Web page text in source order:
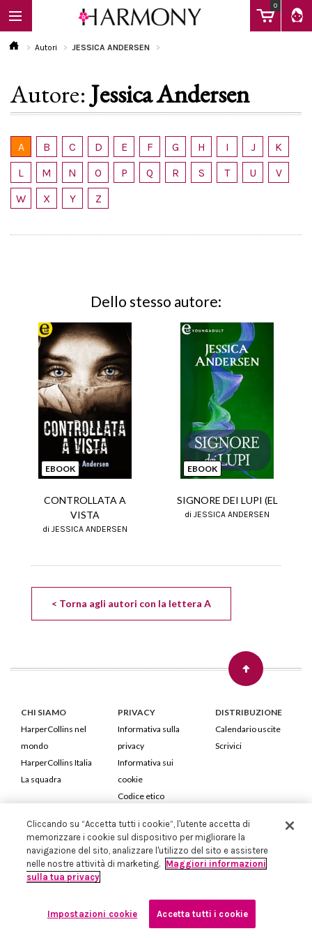
0
EBOOK
LIBRI
Calendario
Autori JESSICA ANDERSEN
Autore: Jessica Andersen
A B C D E F G H I J
K
L
M N O P Q R S T U
V
W
X Y Z
Dello stesso autore:
EBOOK
CONTROLLATA A
VISTA
di JESSICA ANDERSEN
EBOOK
SIGNORE DEI LUPI (EL
di JESSICA ANDERSEN
< Torna agli autori con la lettera A
CHI SIAMO
HarperCollins nel
mondo
HarperCollins Italia
La squadra
PRIVACY
Informativa sulla
privacy
Informativa sui
cookie
Codice etico
DISTRIBUZIONE
Calendario uscite
Scrivici
HarperCollins Italia S.p.A. Viale Monte Nero, 84 - 20135 Milano
Cod. Fiscale e P.IVA 05946780151 - Capitale Sociale 258.250 €
Iscritta in Milano al Registro delle imprese nr.198004 e REA nr.1051898
Cliccando su “Accetta tutti i cookie”, l'utente accetta di
memorizzare i cookie sul dispositivo per migliorare la
navigazione del sito, analizzare l'utilizzo del sito e assistere
nelle nostre attività di marketing. Maggiori informazioni
sulla tua privacy
Impostazioni cookie Accetta tutti i cookie